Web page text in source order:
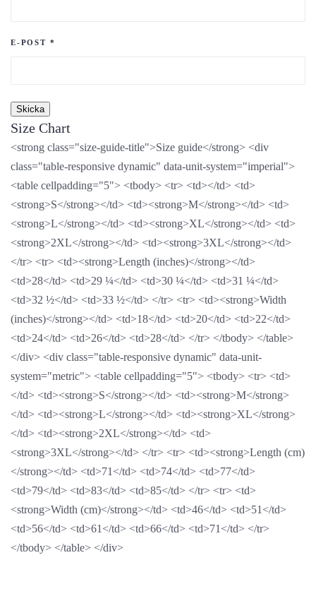
E-POST *
Size Chart
<strong class="size-guide-title">Size guide</strong> <div
class="table-responsive dynamic" data-unit-system="imperial">
<table cellpadding="5"> <tbody> <tr> <td></td> <td>
<strong>S</strong></td> <td><strong>M</strong></td> <td>
<strong>L</strong></td> <td><strong>XL</strong></td> <td>
<strong>2XL</strong></td> <td><strong>3XL</strong></td>
</tr> <tr> <td><strong>Length (inches)</strong></td>
<td>28</td> <td>29 ¼</td> <td>30 ¼</td> <td>31 ¼</td>
<td>32 ½</td> <td>33 ½</td> </tr> <tr> <td><strong>Width
(inches)</strong></td> <td>18</td> <td>20</td> <td>22</td>
<td>24</td> <td>26</td> <td>28</td> </tr> </tbody> </table>
</div> <div class="table-responsive dynamic" data-unit-
system="metric"> <table cellpadding="5"> <tbody> <tr> <td>
</td> <td><strong>S</strong></td> <td><strong>M</strong>
</td> <td><strong>L</strong></td> <td><strong>XL</strong>
</td> <td><strong>2XL</strong></td> <td>
<strong>3XL</strong></td> </tr> <tr> <td><strong>Length (cm)
</strong></td> <td>71</td> <td>74</td> <td>77</td>
<td>79</td> <td>83</td> <td>85</td> </tr> <tr> <td>
<strong>Width (cm)</strong></td> <td>46</td> <td>51</td>
<td>56</td> <td>61</td> <td>66</td> <td>71</td> </tr>
</tbody> </table> </div>